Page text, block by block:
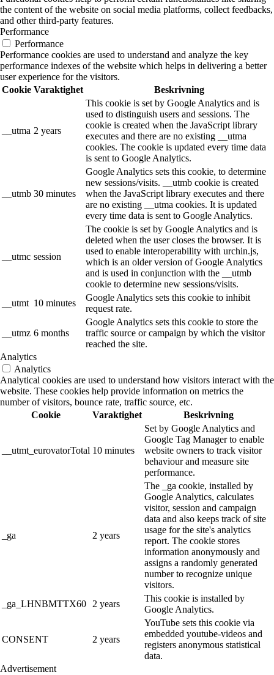
the content of the website on social media platforms, collect feedbacks,
and other third-party features.
Performance
Performance
Performance cookies are used to understand and analyze the key
performance indexes of the website which helps in delivering a better
user experience for the visitors.
Cookie Varaktighet Beskrivning
__utma 2 years
This cookie is set by Google Analytics and is
used to distinguish users and sessions. The
cookie is created when the JavaScript library
executes and there are no existing __utma
cookies. The cookie is updated every time data
is sent to Google Analytics.
__utmb 30 minutes
Google Analytics sets this cookie, to determine
new sessions/visits. __utmb cookie is created
when the JavaScript library executes and there
are no existing __utma cookies. It is updated
every time data is sent to Google Analytics.
__utmc session
The cookie is set by Google Analytics and is
deleted when the user closes the browser. It is
used to enable interoperability with urchin.js,
which is an older version of Google Analytics
and is used in conjunction with the __utmb
cookie to determine new sessions/visits.
__utmt 10 minutes
Google Analytics sets this cookie to inhibit
request rate.
__utmz 6 months
Google Analytics sets this cookie to store the
traffic source or campaign by which the visitor
reached the site.
Analytics
Analytics
Analytical cookies are used to understand how visitors interact with the
website. These cookies help provide information on metrics the
number of visitors, bounce rate, traffic source, etc.
Cookie
Varaktighet Beskrivning
__utmt_eurovatorTotal 10 minutes
Set by Google Analytics and
Google Tag Manager to enable
website owners to track visitor
behaviour and measure site
performance.
_ga 2 years
The _ga cookie, installed by
Google Analytics, calculates
visitor, session and campaign
data and also keeps track of site
usage for the site's analytics
report. The cookie stores
information anonymously and
assigns a randomly generated
number to recognize unique
visitors.
_ga_LHNBMTTX60
2 years
This cookie is installed by
Google Analytics.
CONSENT 2 years
YouTube sets this cookie via
embedded youtube-videos and
registers anonymous statistical
data.
Advertisement